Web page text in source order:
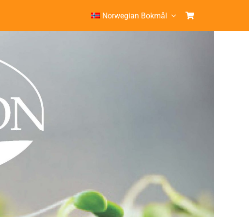
Norwegian Bokmål